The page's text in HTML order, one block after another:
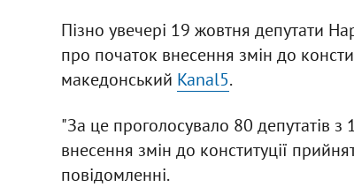
Пізно увечері 19 жовтня депутати
про початок внесення змін до
македонський Kanal5.
"За це проголосувало 80 депутатів
внесення змін до конституції
повідомленні.